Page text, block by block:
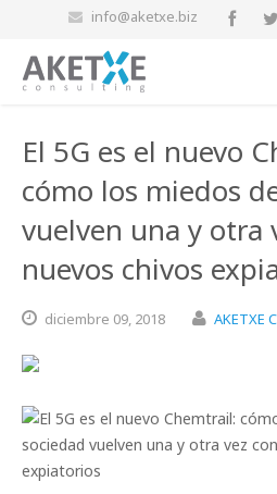
info@aketxe.biz
El 5G es el nuevo
cómo los miedos
vuelven una y otra
nuevos chivos
diciembre 09, 2018 AKETXE